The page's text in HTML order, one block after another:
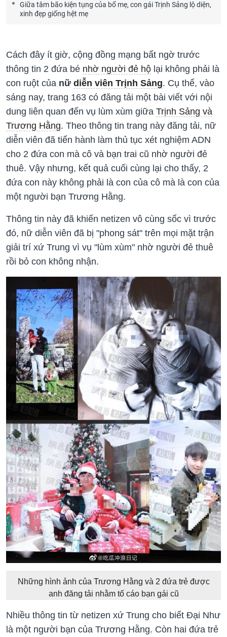
Giữa tâm bão kiện tụng của bố mẹ, con gái Trịnh Sảng lộ diện,
xinh đẹp giống hệt mẹ
Cách đây ít giờ, cộng đồng mạng bất ngờ trước
thông tin 2 đứa bé nhờ người đẻ hộ lại không phải là
con ruột của nữ diễn viên Trịnh Sảng. Cụ thể, vào
sáng nay, trang 163 có đăng tải một bài viết với nội
dung liên quan đến vụ lùm xùm giữa Trịnh Sảng và
Trương Hằng. Theo thông tin trang này đăng tải, nữ
diễn viên đã tiến hành làm thủ tục xét nghiệm ADN
cho 2 đứa con mà cô và bạn trai cũ nhờ người đẻ
thuê. Vậy nhưng, kết quả cuối cùng lại cho thấy, 2
đứa con này không phải là con của cô mà là con của
một người bạn Trương Hằng.
Thông tin này đã khiến netizen vô cùng sốc vì trước
đó, nữ diễn viên đã bị "phong sát" trên mọi mặt trận
giải trí xứ Trung vì vụ "lùm xùm" nhờ người đẻ thuê
rồi bỏ con không nhận.
Những hình ảnh của Trương Hằng và 2 đứa trẻ được
anh đăng tải nhằm tố cáo bạn gái cũ
Nhiều thông tin từ netizen xứ Trung cho biết Đại Như
là một người bạn của Trương Hằng. Còn hai đứa trẻ